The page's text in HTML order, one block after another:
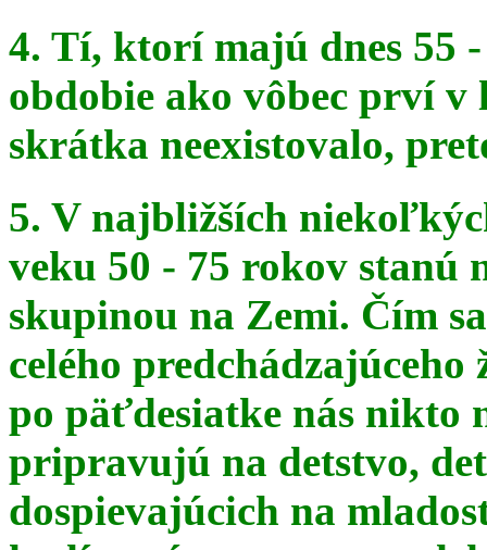
4. Tí, ktorí majú dnes 55
obdobie ako vôbec prví
skrátka neexistovalo,
5. V najbližších
veku 50 - 75 rokov stanú
skupinou na Zemi. Čím
celého
po päťdesiatke nás nikto
pripravujú na detstvo,
dospievajúcich na